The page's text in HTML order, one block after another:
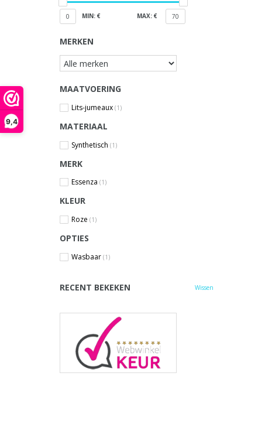
9,4
0 MIN: € MAX: € 70
MERKEN
MAATVOERING
Lits-jumeaux (1)
MATERIAAL
Synthetisch (1)
MERK
Essenza (1)
KLEUR
Roze (1)
OPTIES
Wasbaar (1)
RECENT BEKEKEN Wissen